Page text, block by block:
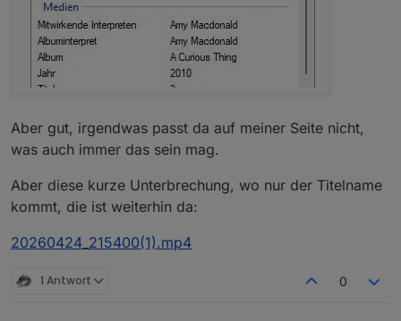
Aber gut, irgendwas passt da auf meiner Seite nicht,
was auch immer das sein mag.
Aber diese kurze Unterbrechung, wo nur der Titelname
kommt, die ist weiterhin da:
20260424_215400(1).mp4
1 Antwort 0